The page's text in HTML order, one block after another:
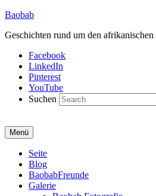
Baobab
Geschichten rund um den
Facebook
LinkedIn
Pinterest
YouTube
Suchen
Menü
Primäres
Menü
Seite
Blog
BaobabFreunde
Galerie